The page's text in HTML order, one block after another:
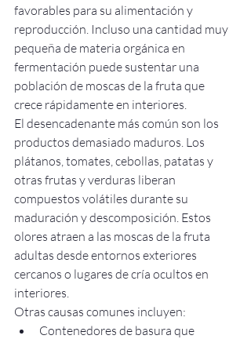
favorables para su alimentación y
reproducción. Incluso una cantidad muy
pequeña de materia orgánica en
fermentación puede sustentar una
población de moscas de la fruta que
crece rápidamente en interiores.
El desencadenante más común son los
productos demasiado maduros. Los
plátanos, tomates, cebollas, patatas y
otras frutas y verduras liberan
compuestos volátiles durante su
maduración y descomposición. Estos
olores atraen a las moscas de la fruta
adultas desde entornos exteriores
cercanos o lugares de cría ocultos en
interiores.
Otras causas comunes incluyen:
Contenedores de basura que